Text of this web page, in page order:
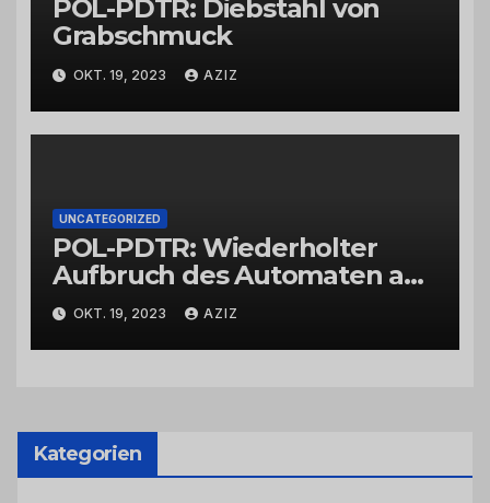
POL-PDTR: Diebstahl von
Grabschmuck
OKT. 19, 2023 AZIZ
UNCATEGORIZED
POL-PDTR: Wiederholter
Aufbruch des Automaten am
Wohnmobilstellplatz in
Hermeskeil am Labachweg
OKT. 19, 2023 AZIZ
Kategorien